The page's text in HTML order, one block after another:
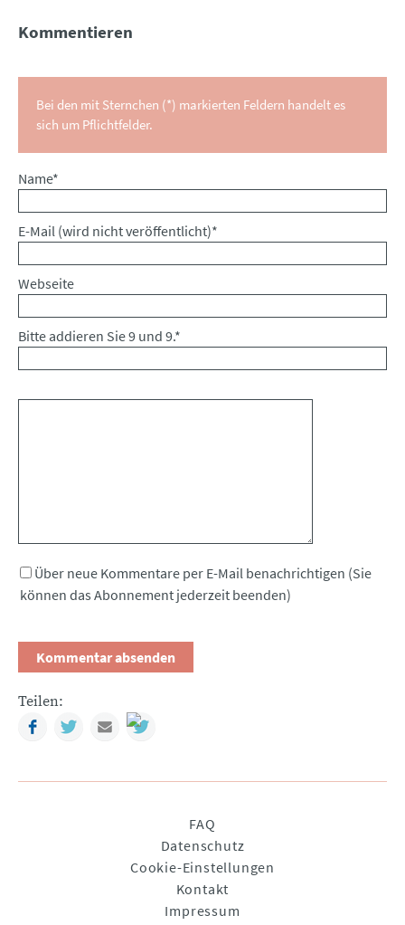
Kommentieren
Bei den mit Sternchen (*) markierten Feldern handelt es
sich um Pflichtfelder.
Pflichtfeld
Name*
Pflichtfeld
E-Mail (wird nicht veröffentlicht)*
Webseite
Bitte addieren Sie 9 und 9.*
Über neue Kommentare per E-Mail benachrichtigen (Sie
können das Abonnement jederzeit beenden)
Teilen:
FacebookTwitterMail
FAQ
Datenschutz
Cookie-Einstellungen
Kontakt
Impressum